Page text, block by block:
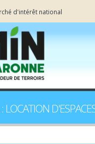
d'intérêt national